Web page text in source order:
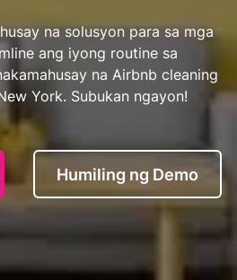
na solusyon para sa mga
ang iyong routine sa
na Airbnb cleaning
York. Subukan ngayon!
Humiling ng Demo